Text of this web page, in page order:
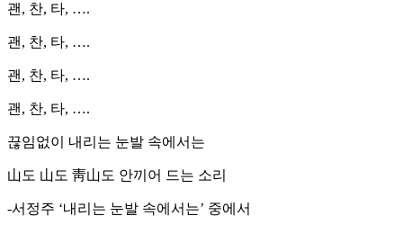
괜, 찬, 타, ….
괜, 찬, 타, ….
괜, 찬, 타, ….
괜, 찬, 타, ….
끊임없이 내리는 눈발 속에서는
山도 山도 靑山도 안끼어 드는 소리
-서정주 ‘내리는 눈발 속에서는’ 중에서